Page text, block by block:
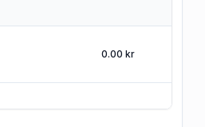
0.00 kr